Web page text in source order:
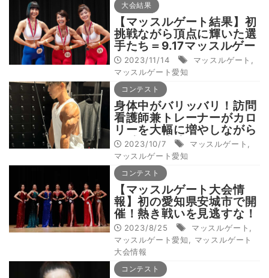
大会結果
【マッスルゲート結果】初
挑戦ながら頂点に輝いた選
手たち＝9.17マッスルゲー
ト愛知
2023/11/14 マッスルゲート
マッスルゲート愛知
コンテスト
身体中がバリッバリ！訪問
看護師兼トレーナーがカロ
リーを大幅に増やしながら
の減量に成功
2023/10/7 マッスルゲート
マッスルゲート愛知
コンテスト
【マッスルゲート大会情
報】初の愛知県安城市で開
催！熱き戦いを見逃すな！
＝9月17日マッスルゲート
愛知大会
2023/8/25 マッスルゲート
マッスルゲート愛知
マッスルゲート
大会情報
コンテスト